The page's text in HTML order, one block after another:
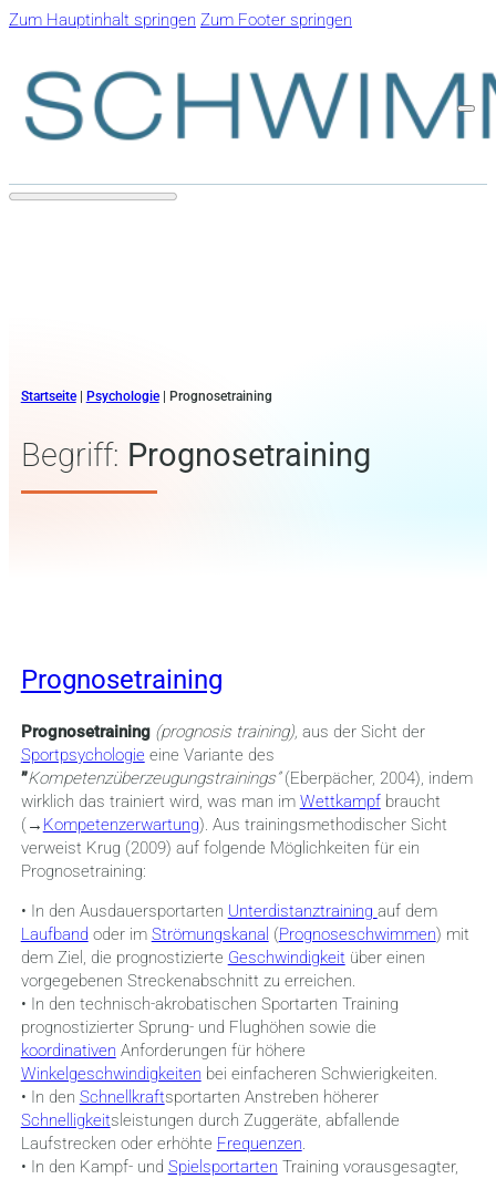
Zum Hauptinhalt springen Zum Footer springen
Startseite| Psychologie| Prognosetraining
Begriff: Prognosetraining
Prognosetraining
Prognosetraining (prognosis training), aus der Sicht der
Sportpsychologie eine Variante des
”Kompetenzüberzeugungstrainings”(Eberpächer, 2004), indem
wirklich das trainiert wird, was man im Wettkampfbraucht
(→ Kompetenzerwartung). Aus trainingsmethodischer Sicht
verweist Krug (2009) auf folgende Möglichkeiten für ein
Prognosetraining:
• In den Ausdauersportarten Unterdistanztraining auf dem
Laufband oder im Strömungskanal (Prognoseschwimmen) mit
dem Ziel, die prognostizierte Geschwindigkeitüber einen
vorgegebenen Streckenabschnitt zu erreichen.
• In den technisch-akrobatischen Sportarten Training
prognostizierter Sprung- und Flughöhen sowie die
koordinativen Anforderungen für höhere
Winkelgeschwindigkeiten bei einfacheren Schwierigkeiten.
• In den Schnellkraftsportarten Anstreben höherer
Schnelligkeitsleistungen durch Zuggeräte, abfallende
Laufstrecken oder erhöhte Frequenzen.
• In den Kampf- und Spielsportarten Training vorausgesagter,